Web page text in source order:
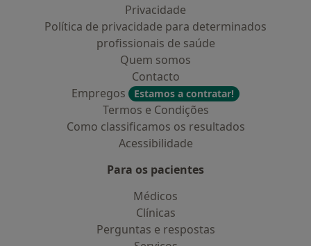
Privacidade
Política de privacidade para determinados
profissionais de saúde
Quem somos
Contacto
Empregos
Estamos a contratar!
Termos e Condições
Como classificamos os resultados
Acessibilidade
Para os pacientes
Médicos
Clínicas
Perguntas e respostas